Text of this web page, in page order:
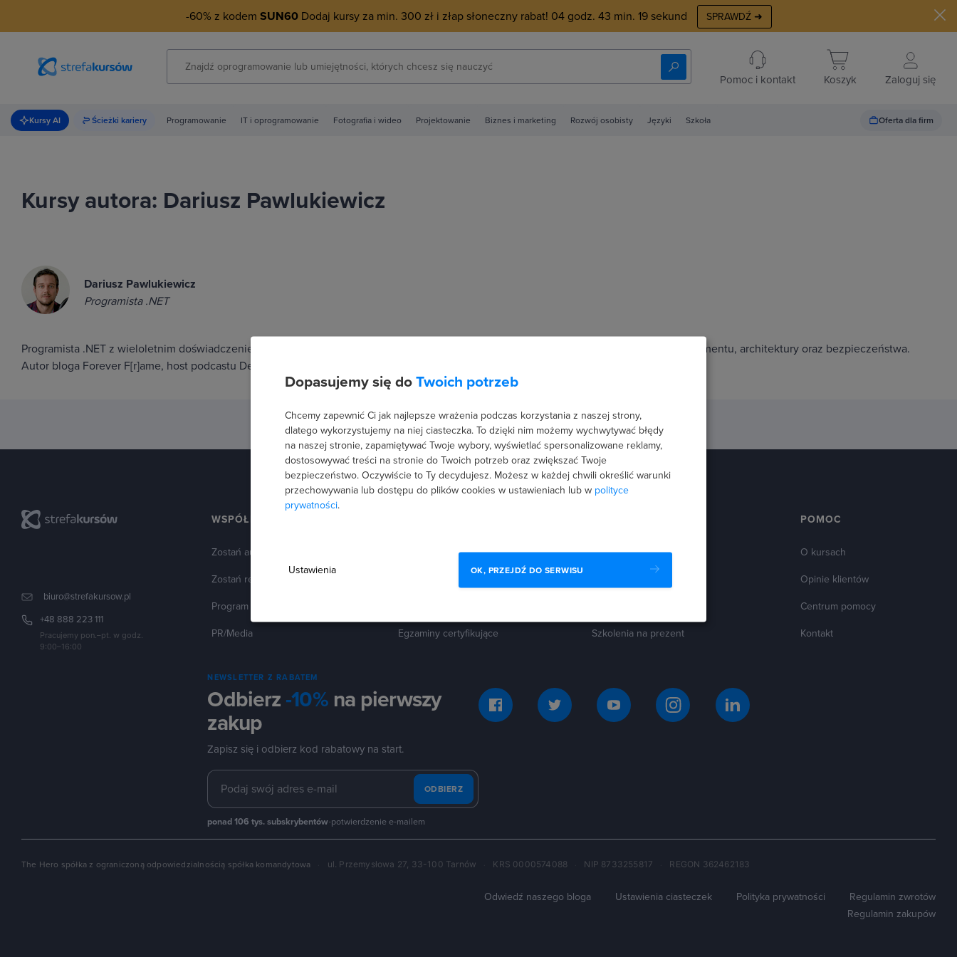
-60% z kodem SUN60Dodaj kursy za min. 300 zł i złap słoneczny rabat! 04 godz. 43 min. 18 sekund SPRAWDŹ ➜
Pomoc i kontakt Koszyk Zaloguj się
Kursy AI Ścieżki kariery Programowanie IT i oprogramowanie Fotografia i wideo Projektowanie Biznes i marketing Rozwój osobisty Języki Szkoła Oferta dla firm
Kursy autora: Dariusz Pawlukiewicz
Dariusz Pawlukiewicz
Programista .NET
Programista .NET z wieloletnim doświadczeniem komercyjnym. Chętnie dzieli się swoją wiedzą z zakresu szeroko pojętego web developmentu, architektury oraz bezpieczeństwa.
Autor bloga Forever F[r]ame, host podcastu DevReview oraz prelegent na licznych konferencjach programistycznych.
biuro@strefakursow.pl
+48 888 223 111
Pracujemy pon.–pt. w godz.
9:00–16:00
WSPÓŁPRACA
Zostań autorem
Zostań resellerem
Program partnerski
PR/Media
Dofinansowanie
Egzaminy certyfikujące
Program poleceń
Szkolenia na prezent
POMOC
O kursach
Opinie klientów
Centrum pomocy
Kontakt
NEWSLETTER Z RABATEM
Odbierz -10%na pierwszy
zakup
Zapisz się i odbierz kod rabatowy na start.
ODBIERZ
ponad 106 tys. subskrybentów•potwierdzenie e-mailem
The Hero spółka z ograniczoną odpowiedzialnością spółka komandytowa ul. Przemysłowa 27, 33-100 Tarnów KRS 0000574088 NIP 8733255817 REGON 362462183
Odwiedź naszego bloga Ustawienia ciasteczek Polityka prywatności
Regulamin zwrotów
Regulamin zakupów
Dopasujemy się do Twoich potrzeb
Chcemy zapewnić Ci jak najlepsze wrażenia podczas korzystania z naszej strony,
dlatego wykorzystujemy na niej ciasteczka. To dzięki nim możemy wychwytywać błędy
na naszej stronie, zapamiętywać Twoje wybory, wyświetlać spersonalizowane reklamy,
dostosowywać treści na stronie do Twoich potrzeb oraz zwiększać Twoje
bezpieczeństwo. Oczywiście to Ty decydujesz. Możesz w każdej chwili określić warunki
przechowywania lub dostępu do plików cookies w ustawieniach lub w polityce
prywatności.
Ustawienia OK, PRZEJDŹ DO SERWISU